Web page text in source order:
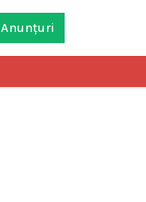
Anunțuri